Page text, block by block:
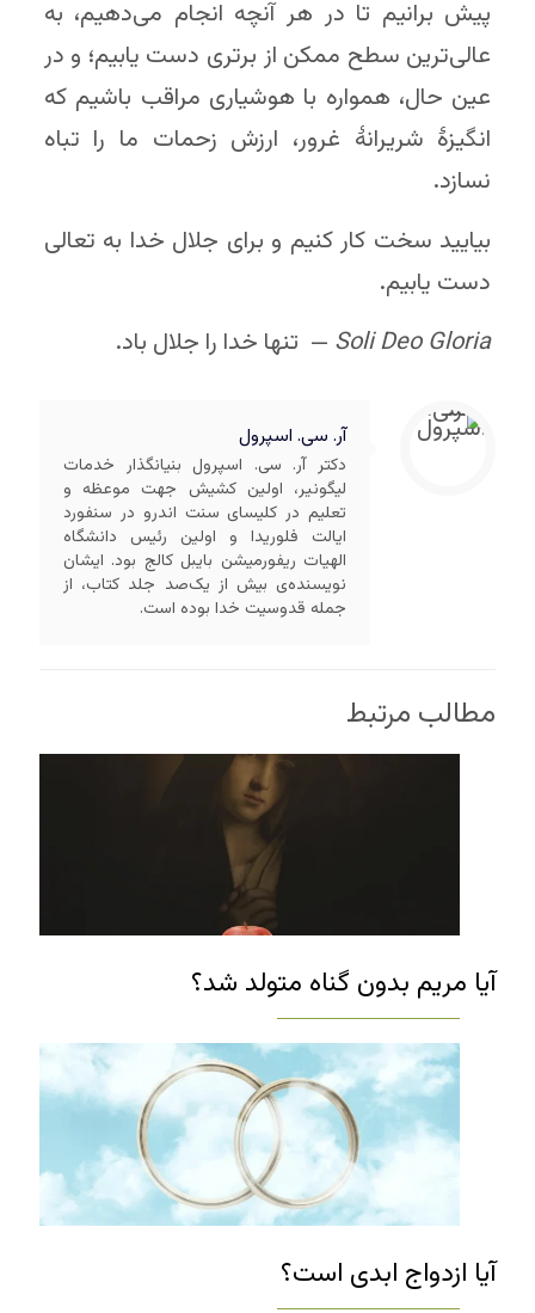
پیش برانیم تا در هر آنچه انجام می‌دهیم، به
عالی‌ترین سطح ممکن از برتری دست یابیم؛ و در
عین حال، همواره با هوشیاری مراقب باشیم که
انگیزهٔ شریرانهٔ غرور، ارزش زحمات ما را تباه
نسازد.
بیایید سخت کار کنیم و برای جلال خدا به تعالی
دست یابیم.
Soli Deo Gloria — تنها خدا را جلال باد.
آر. سی. اسپرول
دکتر آر. سی. اسپرول بنیانگذار خدمات
لیگونیر، اولین کشیش جهت موعظه و
تعلیم در کلیسای سنت اندرو در سنفورد
ایالت فلوریدا و اولین رئیس دانشگاه
الهیات ریفورمیشن بایبل کالج بود. ایشان
نویسنده‌ی بیش از یک‌صد جلد کتاب، از
جمله قدوسیت خدا بوده است.
مطالب مرتبط
آیا مریم بدون گناه متولد شد؟
آیا ازدواج ابدی است؟